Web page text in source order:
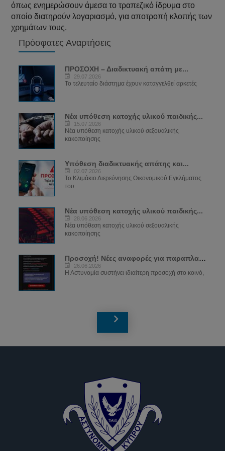
όπως ενημερώσουν άμεσα το τραπεζικό ίδρυμα στο
οποίο διατηρούν λογαριασμό, για αποτροπή κλοπής των
χρημάτων τους.
Πρόσφατες Αναρτήσεις
ΠΡΟΣΟΧΗ – Διαδικτυακή απάτη με...
29.07.2026
Το τελευταίο διάστημα έχουν καταγγελθεί αρκετές
Νέα υπόθεση κατοχής υλικού παιδικής...
15.07.2026
Νέα υπόθεση κατοχής υλικού σεξουαλικής
κακοποίησης
Υπόθεση διαδικτυακής απάτης και...
02.07.2026
Το Κλιμάκιο Διερεύνησης Οικονομικού Εγκλήματος
του
Νέα υπόθεση κατοχής υλικού παιδικής...
28.06.2026
Νέα υπόθεση κατοχής υλικού σεξουαλικής
κακοποίησης
Προσοχή! Νέες αναφορές για παραπλανητικά...
26.06.2026
Η Αστυνομία συστήνει ιδιαίτερη προσοχή στο κοινό,